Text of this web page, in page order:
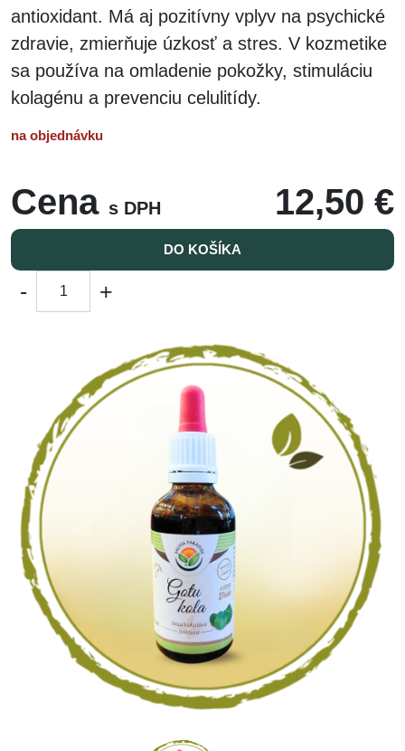
antioxidant. Má aj pozitívny vplyv na psychické
zdravie, zmierňuje úzkosť a stres. V kozmetike
sa používa na omladenie pokožky, stimuláciu
kolagénu a prevenciu celulitídy.
na objednávku
Cena s DPH 12,50 €
DO KOŠÍKA
- +